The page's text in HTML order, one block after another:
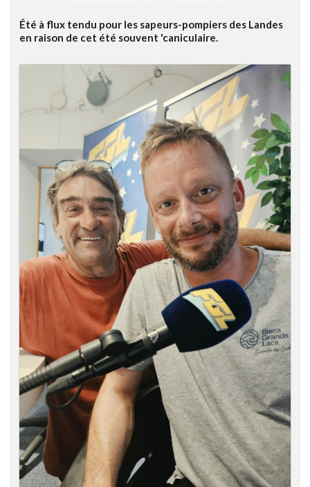
Été à flux tendu pour les sapeurs-pompiers des Landes
en raison de cet été souvent 'caniculaire.